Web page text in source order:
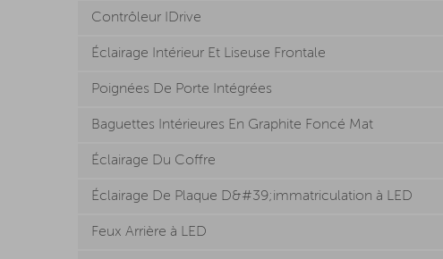
Contrôleur IDrive
Éclairage Intérieur Et Liseuse Frontale
Poignées De Porte Intégrées
Baguettes Intérieures En Graphite Foncé Mat
Éclairage Du Coffre
Éclairage De Plaque D&#39;immatriculation à LED
Feux Arrière à LED